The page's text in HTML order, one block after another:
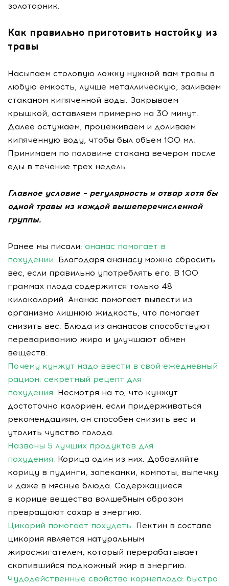
золотарник.
Как правильно приготовить настойку из
травы
Насыпаем столовую ложку нужной вам травы в
любую емкость, лучше металлическую, заливаем
стаканом кипяченной воды. Закрываем
крышкой, оставляем примерно на 30 минут.
Далее остужаем, процеживаем и доливаем
кипяченную воду, чтобы был объем 100 мл.
Принимаем по половине стакана вечером после
еды в течение трех недель.
Главное условие – регулярность и отвар хотя бы
одной травы из каждой вышеперечисленной
группы.
Ранее мы писали: ананас помогает в
похудении. Благодаря ананасу можно сбросить
вес, если правильно употреблять его. В 100
граммах плода содержится только 48
килокалорий. Ананас помогает вывести из
организма лишнюю жидкость, что помогает
снизить вес. Блюда из ананасов способствуют
перевариванию жира и улучшают обмен
веществ.
Почему кунжут надо ввести в свой ежедневный
рацион: секретный рецепт для
похудения. Несмотря на то, что кунжут
достаточно калориен, если придерживаться
рекомендациям, он способен снизить вес и
утолить чувство голода.
Названы 5 лучших продуктов для
похудения. Корица один из них. Добавляйте
корицу в пудинги, запеканки, компоты, выпечку
и даже в мясные блюда. Содержащиеся
в корице вещества волшебным образом
превращают сахар в энергию.
Цикорий помогает похудеть. Пектин в составе
цикория является натуральным
жиросжигателем, который перерабатывает
скопившийся подкожный жир в энергию.
Чудодейственные свойства корнеплода: быстро